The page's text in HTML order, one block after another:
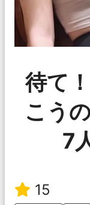
待て
こう
7
15